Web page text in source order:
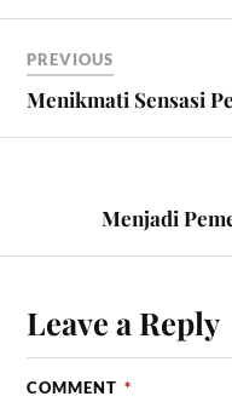
PREVIOUS
Menikmati Sensasi
Menjadi
Leave a Reply
COMMENT *